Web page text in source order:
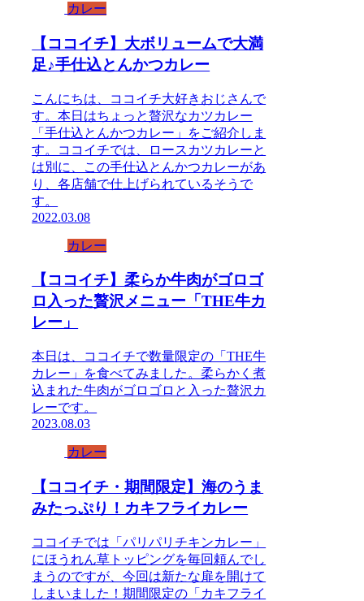
カレー
【ココイチ】大ボリュームで大満
足♪手仕込とんかつカレー
こんにちは、ココイチ大好きおじさんで
す。本日はちょっと贅沢なカツカレー
「手仕込とんかつカレー」をご紹介しま
す。ココイチでは、ロースカツカレーと
は別に、この手仕込とんかつカレーがあ
り、各店舗で仕上げられているそうで
す。
2022.03.08
カレー
【ココイチ】柔らか牛肉がゴロゴ
ロ入った贅沢メニュー「THE牛カ
レー」
本日は、ココイチで数量限定の「THE牛
カレー」を食べてみました。柔らかく煮
込まれた牛肉がゴロゴロと入った贅沢カ
レーです。
2023.08.03
カレー
【ココイチ・期間限定】海のうま
みたっぷり！カキフライカレー
ココイチでは「パリパリチキンカレー」
にほうれん草トッピングを毎回頼んでし
まうのですが、今回は新たな扉を開けて
しまいました！期間限定の「カキフライ